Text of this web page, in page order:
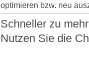
optimieren bzw. neu
Schneller zu
Nutzen Sie die